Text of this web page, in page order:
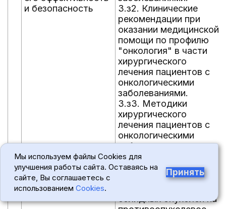
и безопасность
3.з2. Клинические
рекомендации при
оказании медицинской
помощи по профилю
"онкология" в части
хирургического
лечения пациентов с
онкологическими
заболеваниями.
3.з3. Методики
хирургического
лечения пациентов с
онкологическими
заболеваниями.
3.з4. Основные методы
оценки эффективности
(действующие
солидных опухолей на
Мы используем файлы Cookies для
улучшения работы сайта. Оставаясь на
сайте, Вы соглашаетесь с
использованием Cookies.
Принять